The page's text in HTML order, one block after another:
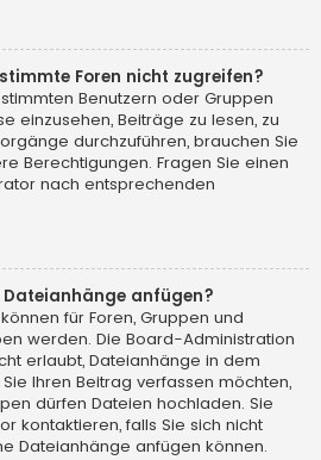
Foren nicht zugreifen?
Benutzern oder Gruppen
einzusehen, Beiträge zu lesen, zu
durchzuführen, brauchen Sie
Berechtigungen. Fragen Sie einen
nach entsprechenden
anfügen?
für Foren, Gruppen und
werden. Die Board-Administration
erlaubt, Dateianhänge in dem
Ihren Beitrag verfassen möchten,
dürfen Dateien hochladen. Sie
kontaktieren, falls Sie sich nicht
Dateianhänge anfügen können.